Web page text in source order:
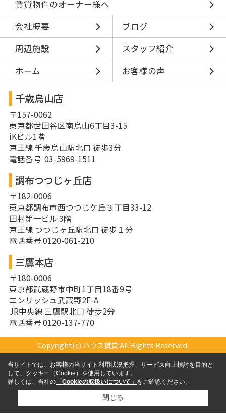
賃貸物件のオーナー様へ
会社概要
ブログ
周辺施設
スタッフ紹介
ホーム
お客様の声
千歳烏山店
〒157-0062
東京都世田谷区南烏山6丁目3-15
iKビル1階
京王線 千歳烏山駅北口 徒歩3分
電話番号 03-5969-1511
調布つつじヶ丘店
〒182-0006
東京都調布市西つつじケ丘３丁目33-12
田村第一ビル 3階
京王線 つつじヶ丘駅北口 徒歩１分
電話番号 0120-061-210
三鷹本店
〒180-0006
東京都武蔵野市中町1丁目18番9号
エンリッシュ武蔵野2F-A
JR中央線 三鷹駅北口 徒歩2分
電話番号 0120-137-770
Copyright(c) ハウス賃貸 All Rights Reserved.
当サイトでは、お客様の当サイト利用状況把握、サービス向上検討を目的と
して、クッキー（Cookie）を使用しています。
詳しくは、当社の 「Cookieの取扱いについて」 をご確認ください。
閉じる